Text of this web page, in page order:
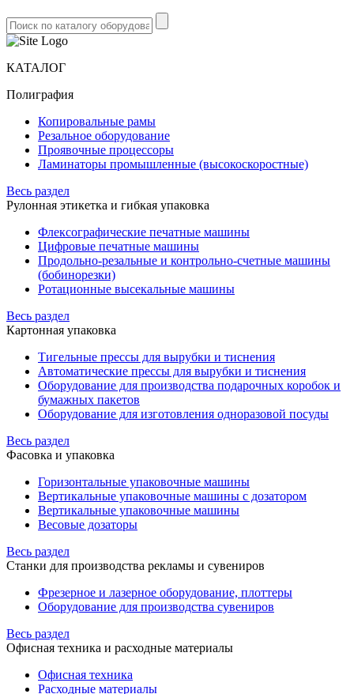
КАТАЛОГ
Полиграфия
Копировальные рамы
Резальное оборудование
Проявочные процессоры
Ламинаторы промышленные (высокоскоростные)
Весь раздел
Рулонная этикетка и гибкая упаковка
Флексографические печатные машины
Цифровые печатные машины
Продольно-резальные и контрольно-счетные машины
(бобинорезки)
Ротационные высекальные машины
Весь раздел
Картонная упаковка
Тигельные прессы для вырубки и тиснения
Автоматические прессы для вырубки и тиснения
Оборудование для производства подарочных коробок и
бумажных пакетов
Оборудование для изготовления одноразовой посуды
Весь раздел
Фасовка и упаковка
Горизонтальные упаковочные машины
Вертикальные упаковочные машины с дозатором
Вертикальные упаковочные машины
Весовые дозаторы
Весь раздел
Станки для производства рекламы и сувениров
Фрезерное и лазерное оборудование, плоттеры
Оборудование для производства сувениров
Весь раздел
Офисная техника и расходные материалы
Офисная техника
Расходные материалы